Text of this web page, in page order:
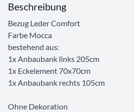
Beschreibung
Bezug Leder Comfort
Farbe Mocca
bestehend aus:
1x Anbaubank links 205cm
1x Eckelement 70x70cm
1x Anbaubank rechts 105cm
Ohne Dekoration